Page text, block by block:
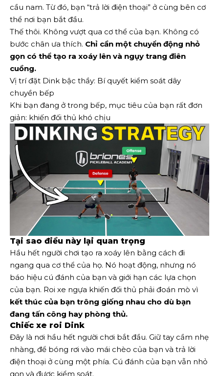
cầu nam. Từ đó, bạn “trả lời điện thoại” ở cùng bên cơ
thể nơi bạn bắt đầu.
Thế thôi. Không vượt qua cơ thể của bạn. Không có
bước chân ưa thích. Chỉ cần một chuyển động nhỏ
gọn có thể tạo ra xoáy lên và ngụy trang điên
cuồng.
Vị trí đặt Dink bậc thầy: Bí quyết kiểm soát dây
chuyền bếp
Khi bạn đang ở trong bếp, mục tiêu của bạn rất đơn
giản: khiến đối thủ khó chịu
Tại sao điều này lại quan trọng
Hầu hết người chơi tạo ra xoáy lên bằng cách đi
ngang qua cơ thể của họ. Nó hoạt động, nhưng nó
báo hiệu cú đánh của bạn và giới hạn các lựa chọn
của bạn. Roi xe ngựa khiến đối thủ phải đoán mò vì
kết thúc của bạn trông giống nhau cho dù bạn
đang tấn công hay phòng thủ.
Chiếc xe roi Dink
Đây là nơi hầu hết người chơi bắt đầu. Giữ tay cầm nhẹ
nhàng, để bóng rơi vào mái chèo của bạn và trả lời
điện thoại ở cùng một phía. Cú đánh của bạn vẫn nhỏ
gọn và được kiểm soát.